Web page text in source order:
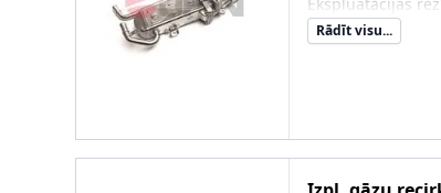
Rādīt visu...